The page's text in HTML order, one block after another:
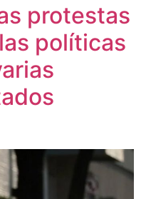
protestas
políticas